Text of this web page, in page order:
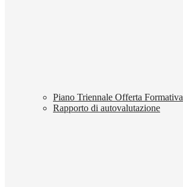
Piano Triennale Offerta Formativa
Rapporto di autovalutazione